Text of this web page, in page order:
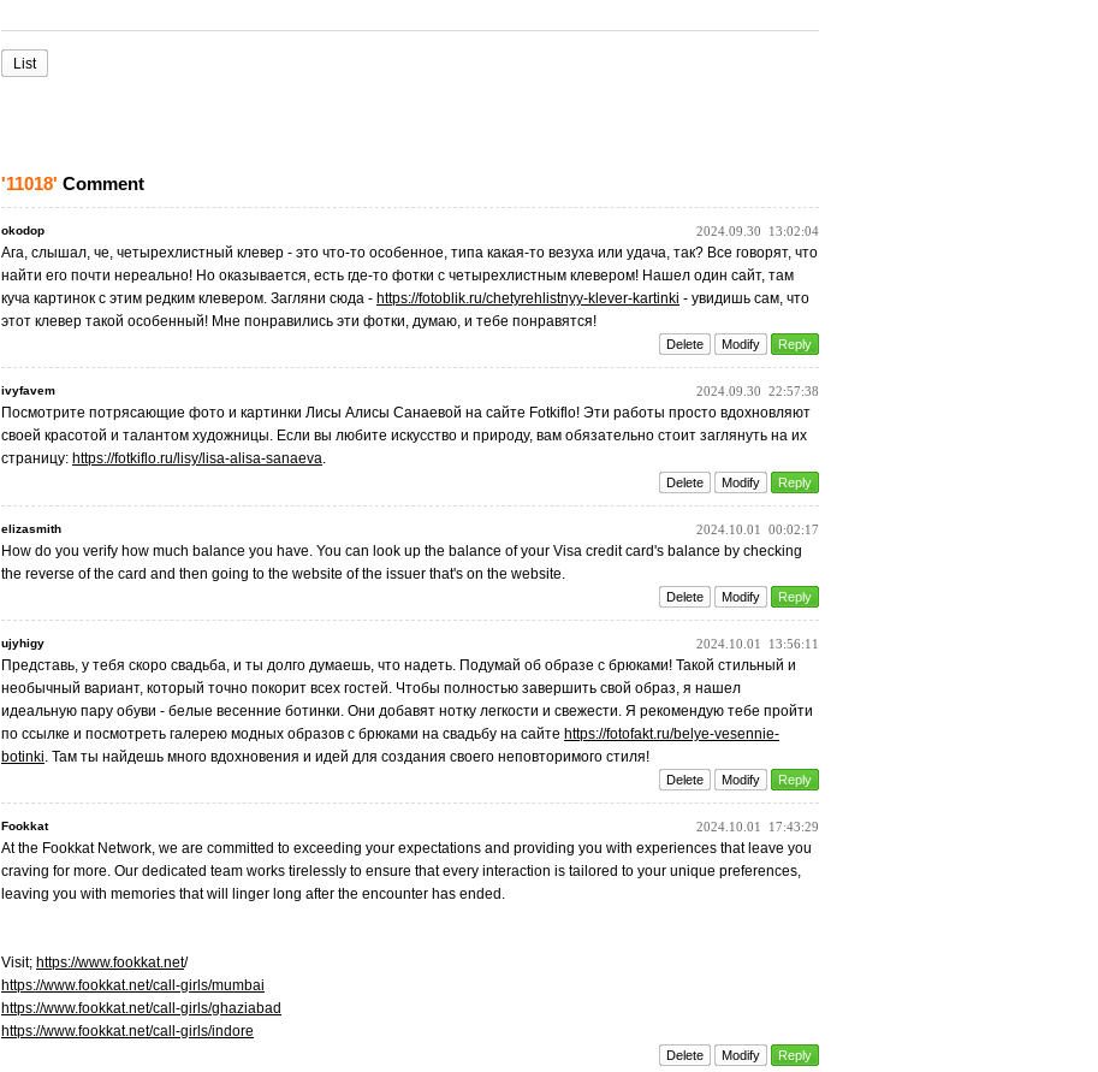
List
'11018' Comment
okodop 2024.09.30 13:02:04
Ага, слышал, че, четырехлистный клевер - это что-то особенное, типа какая-то везуха или удача, так? Все говорят, что
найти его почти нереально! Но оказывается, есть где-то фотки с четырехлистным клевером! Нашел один сайт, там
куча картинок с этим редким клевером. Загляни сюда - https://fotoblik.ru/chetyrehlistnyy-klever-kartinki - увидишь сам, что
этот клевер такой особенный! Мне понравились эти фотки, думаю, и тебе понравятся!
Delete Modify Reply
ivyfavem 2024.09.30 22:57:38
Посмотрите потрясающие фото и картинки Лисы Алисы Санаевой на сайте Fotkiflo! Эти работы просто вдохновляют
своей красотой и талантом художницы. Если вы любите искусство и природу, вам обязательно стоит заглянуть на их
страницу: https://fotkiflo.ru/lisy/lisa-alisa-sanaeva.
Delete Modify Reply
elizasmith 2024.10.01 00:02:17
How do you verify how much balance you have. You can look up the balance of your Visa credit card's balance by checking
the reverse of the card and then going to the website of the issuer that's on the website.
Delete Modify Reply
ujyhigy 2024.10.01 13:56:11
Представь, у тебя скоро свадьба, и ты долго думаешь, что надеть. Подумай об образе с брюками! Такой стильный и
необычный вариант, который точно покорит всех гостей. Чтобы полностью завершить свой образ, я нашел
идеальную пару обуви - белые весенние ботинки. Они добавят нотку легкости и свежести. Я рекомендую тебе пройти
по ссылке и посмотреть галерею модных образов с брюками на свадьбу на сайте https://fotofakt.ru/belye-vesennie-
botinki. Там ты найдешь много вдохновения и идей для создания своего неповторимого стиля!
Delete Modify Reply
Fookkat 2024.10.01 17:43:29
At the Fookkat Network, we are committed to exceeding your expectations and providing you with experiences that leave you
craving for more. Our dedicated team works tirelessly to ensure that every interaction is tailored to your unique preferences,
leaving you with memories that will linger long after the encounter has ended.
Visit; https://www.fookkat.net/
https://www.fookkat.net/call-girls/mumbai
https://www.fookkat.net/call-girls/ghaziabad
https://www.fookkat.net/call-girls/indore
Delete Modify Reply